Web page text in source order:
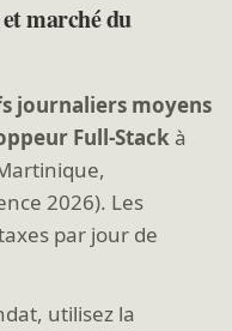
marché du
journaliers moyens
Full-Stackà
2026). Les
par jour de
utilisez la